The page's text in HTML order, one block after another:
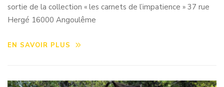
sortie de la collection « les carnets de l’impatience » 37 rue
Hergé 16000 Angoulême
EN SAVOIR PLUS